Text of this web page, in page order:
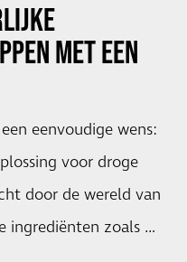
MET EEN
eenvoudige wens:
voor droge
door de wereld van
ingrediënten zoals …